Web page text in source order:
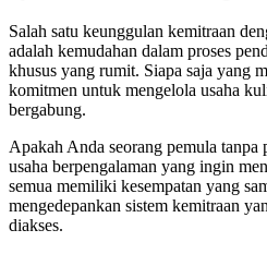
Salah satu keunggulan kemitraan
adalah kemudahan dalam proses
khusus yang rumit. Siapa saja yang
komitmen untuk mengelola usaha
bergabung.
Apakah Anda seorang pemula tanpa
usaha berpengalaman yang ingin
semua memiliki kesempatan yang
mengedepankan sistem kemitraan
diakses.